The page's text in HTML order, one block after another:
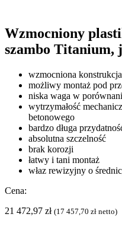
Wzmocniony
szambo Titanium,
wzmocniona konstrukcja
możliwy montaż pod
niska waga w
wytrzymałość
betonowego
bardzo długa
absolutna szczelność
brak korozji
łatwy i tani montaż
właz rewizyjny o
Cena:
21 472,97 zł (17 457,70 zł netto)